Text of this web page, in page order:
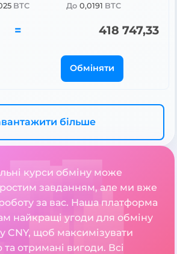
BTC До 0,0191 BTC
= 418 747,33
Обміняти
більше
курси обміну може
завданням, але ми вже
за вас. Наша платформа
найкращі угоди для обміну
CNY, щоб максимізувати
отримані вигоди. Всі